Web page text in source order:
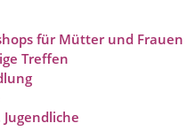
für Mütter und Frauen
Treffen